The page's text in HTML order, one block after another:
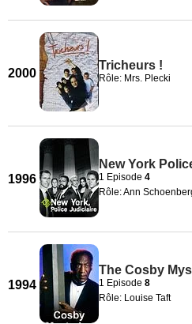
2000
Tricheurs !
Rôle: Mrs. Plecki
1996
New York
1 Episode 4
Rôle: Ann
1994
The Cosby
1 Episode 8
Rôle: Louise Taft